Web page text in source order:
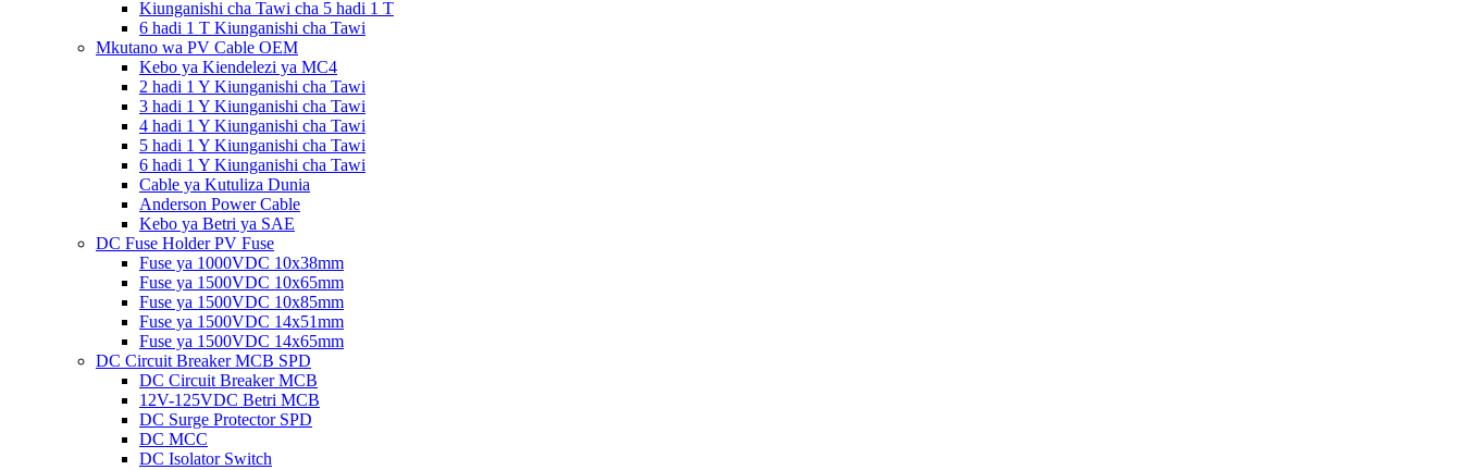
Kiunganishi cha Tawi cha 5 hadi 1 T
6 hadi 1 T Kiunganishi cha Tawi
Mkutano wa PV Cable OEM
Kebo ya Kiendelezi ya MC4
2 hadi 1 Y Kiunganishi cha Tawi
3 hadi 1 Y Kiunganishi cha Tawi
4 hadi 1 Y Kiunganishi cha Tawi
5 hadi 1 Y Kiunganishi cha Tawi
6 hadi 1 Y Kiunganishi cha Tawi
Cable ya Kutuliza Dunia
Anderson Power Cable
Kebo ya Betri ya SAE
DC Fuse Holder PV Fuse
Fuse ya 1000VDC 10x38mm
Fuse ya 1500VDC 10x65mm
Fuse ya 1500VDC 10x85mm
Fuse ya 1500VDC 14x51mm
Fuse ya 1500VDC 14x65mm
DC Circuit Breaker MCB SPD
DC Circuit Breaker MCB
12V-125VDC Betri MCB
DC Surge Protector SPD
DC MCC
DC Isolator Switch